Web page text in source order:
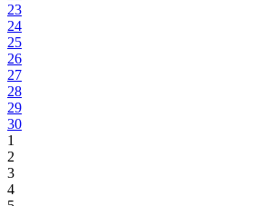
23
24
25
26
27
28
29
30
1
2
3
4